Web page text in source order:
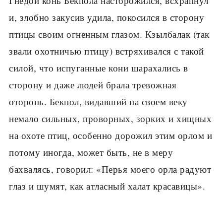
и, злобно закусив удила, покосился в сторону
птицы своим огненным глазом. Кзылбалак (так
звали охотничью птицу) встряхивался с такой
силой, что испуганные кони шарахались в
сторону и даже людей брала тревожная
оторопь. Бекпол, видавший на своем веку
немало сильных, проворных, зорких и хищных
на охоте птиц, особенно дорожил этим орлом и
потому иногда, может быть, не в меру
бахвалясь, говорил: «Перья моего орла радуют
глаз и шумят, как атласный халат красавицы».